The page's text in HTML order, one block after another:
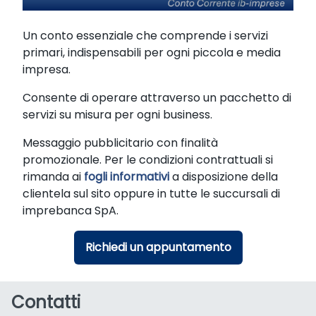
Un conto essenziale che comprende i servizi
primari, indispensabili per ogni piccola e media
impresa.
Consente di operare attraverso un pacchetto di
servizi su misura per ogni business.
Messaggio pubblicitario con finalità
promozionale. Per le condizioni contrattuali si
rimanda ai fogli informativia disposizione della
clientela sul sito oppure in tutte le succursali di
imprebanca SpA.
Richiedi un appuntamento
Contatti